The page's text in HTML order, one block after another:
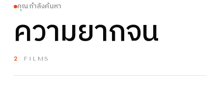
คุณกำลังค้นหา
ความยากจน
2 FILMS